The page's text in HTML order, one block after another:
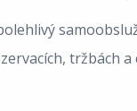
tržbách a